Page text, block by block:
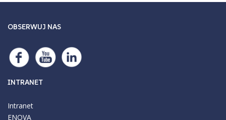
OBSERWUJ NAS
INTRANET
Intranet
ENOVA